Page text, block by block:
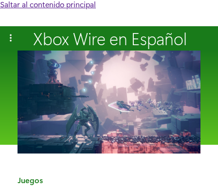
Saltar al contenido principal
Xbox Wire en Español
C
Juegos